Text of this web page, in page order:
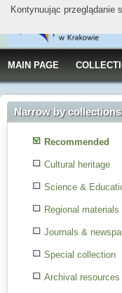
MAIN PAGE
Narrow by collections
Recommended
Cultural heritage
Science &
Regional materials
Journals &
Special collection
Archival resources
Kontynuując